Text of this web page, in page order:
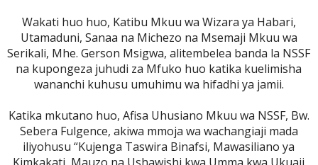
Wakati huo huo, Katibu Mkuu wa Wizara ya Habari,
Utamaduni, Sanaa na Michezo na Msemaji Mkuu wa
Serikali, Mhe. Gerson Msigwa, alitembelea banda la NSSF
na kupongeza juhudi za Mfuko huo katika kuelimisha
wananchi kuhusu umuhimu wa hifadhi ya jamii.
Katika mkutano huo, Afisa Uhusiano Mkuu wa NSSF, Bw.
Sebera Fulgence, akiwa mmoja wa wachangiaji mada
iliyohusu “Kujenga Taswira Binafsi, Mawasiliano ya